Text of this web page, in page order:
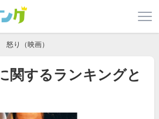
怒り（映画）
関するランキングと